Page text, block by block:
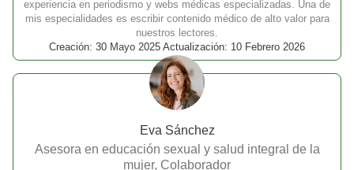
experiencia en periodismo y webs médicas especializadas. Una de
mis especialidades es escribir contenido médico de alto valor para
nuestros lectores.
Creación: 30 Mayo 2025 Actualización: 10 Febrero 2026
Eva Sánchez
Asesora en educación sexual y salud integral de la
mujer, Colaborador